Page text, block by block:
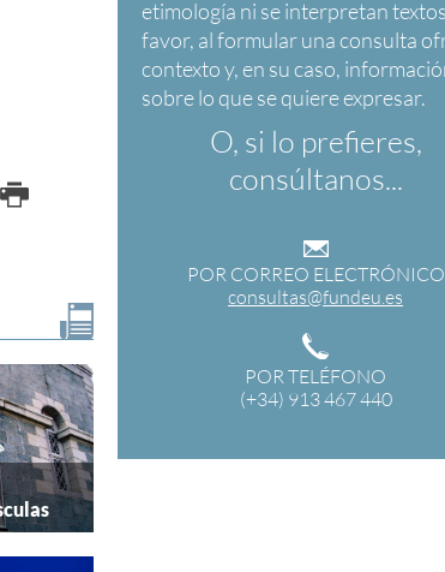
O, si lo prefieres,
consúltanos...
POR CORREO ELECTRÓNICO
consultas@fundeu.es
POR TELÉFONO
(+34) 913 467 440
por
Imprimir